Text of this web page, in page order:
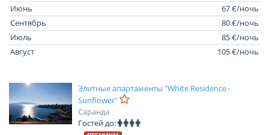
Июнь
67 €/ночь
Сентябрь
80 €/ночь
Июль
85 €/ночь
Август
105 €/ночь
Элитные апартаменты "White Residence -
Sunflower"
Саранда
Гостей до: